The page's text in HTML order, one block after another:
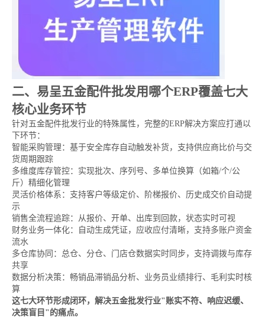
二、易呈五金配件批发用哪个ERP覆盖七大
核心业务环节
针对五金配件批发行业的特殊属性，完整的ERP解决方案应打通以
下环节：
智能采购管理：基于安全库存自动触发补货，支持供应商比价与交
货周期跟踪
多维度库存管控：实现批次、序列号、多单位换算（如箱/个/公
斤）精细化管理
灵活价格体系：支持客户等级定价、阶梯报价、历史成交价自动提
示
销售全流程追踪：从报价、开单、出库到回款，状态实时可视
财务业务一体化：自动生成凭证，应收应付清晰，支持多账户资金
流水
多仓库协同：总仓、分仓、门店仓数据实时同步，支持调拨与库存
共享
数据分析决策：畅销品滞销品分析、业务员业绩排行、毛利实时核
算
这七大环节形成闭环，解决五金批发行业"账实不符、响应迟缓、
决策盲目"的痛点。